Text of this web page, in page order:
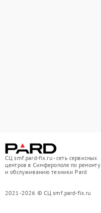
СЦ smf.pard-fix.ru - сеть сервисных
центров в Симферополе по ремонту
и обслуживанию техники Pard
2021-2026 © СЦ smf.pard-fix.ru